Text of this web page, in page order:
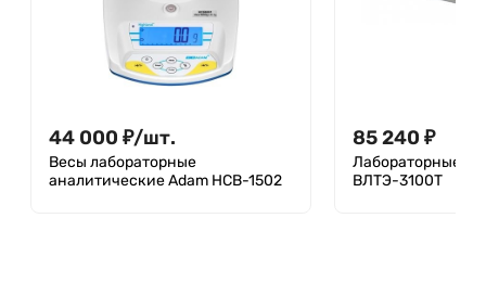
44 000 ₽/шт.
Весы лабораторные
аналитические Adam HCB-1502
85 240 ₽
Лабораторные
ВЛТЭ-3100Т